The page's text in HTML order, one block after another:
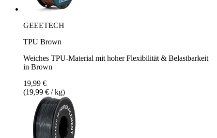
GEEETECH
TPU Brown
Weiches TPU-Material mit hoher Flexibilität & Belastbarkeit
in Brown
19,99 €
(19,99 € / kg)